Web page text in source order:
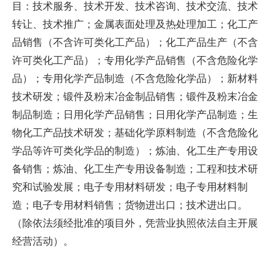
目：技术服务、技术开发、技术咨询、技术交流、技术
转让、技术推广；金属表面处理及热处理加工；化工产
品销售（不含许可类化工产品）；化工产品生产（不含
许可类化工产品）；专用化学产品销售（不含危险化学
品）；专用化学产品制造（不含危险化学品）；新材料
技术研发；锻件及粉末冶金制品销售；锻件及粉末冶金
制品制造；日用化学产品销售；日用化学产品制造；生
物化工产品技术研发；基础化学原料制造（不含危险化
学品等许可类化学品的制造）；炼油、化工生产专用设
备销售；炼油、化工生产专用设备制造；工程和技术研
究和试验发展；电子专用材料研发；电子专用材料制
造；电子专用材料销售；货物进出口；技术进出口。
（除依法须经批准的项目外，凭营业执照依法自主开展
经营活动）。